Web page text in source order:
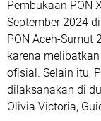
Pembukaan PON
September 2024
PON Aceh-Sumut
karena
ofisial. Selain itu,
dilaksanakan di
Olivia Victoria,